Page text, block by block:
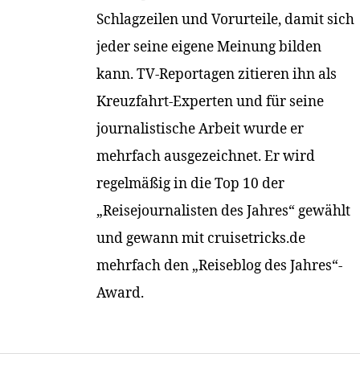
Schlagzeilen und Vorurteile, damit sich
jeder seine eigene Meinung bilden
kann. TV-Reportagen zitieren ihn als
Kreuzfahrt-Experten und für seine
journalistische Arbeit wurde er
mehrfach ausgezeichnet. Er wird
regelmäßig in die Top 10 der
„Reisejournalisten des Jahres“ gewählt
und gewann mit cruisetricks.de
mehrfach den „Reiseblog des Jahres“-
Award.